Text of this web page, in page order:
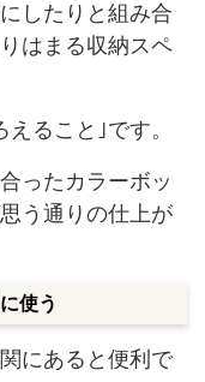
したりと組み合
はまる収納スペ
ること｣です。
ったカラーボッ
う通りの仕上が
使う
にあると便利で